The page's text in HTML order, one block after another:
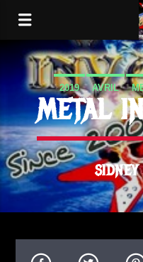
2019 AVRIL
METAL